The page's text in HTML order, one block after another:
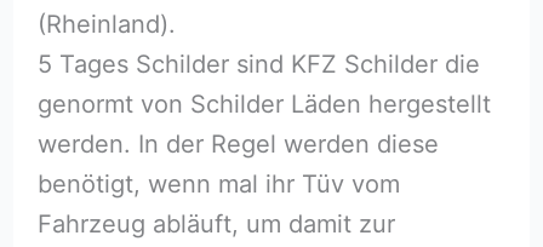
(Rheinland).
5 Tages Schilder sind KFZ Schilder die
genormt von Schilder Läden hergestellt
werden. In der Regel werden diese
benötigt, wenn mal ihr Tüv vom
Fahrzeug abläuft, um damit zur